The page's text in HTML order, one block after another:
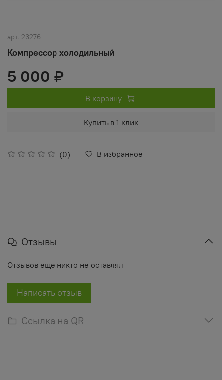
арт. 23276
Компрессор холодильный
(0) В избранное
5 000 ₽
В корзину
Купить в 1 клик
Отзывы
Отзывов еще никто не оставлял
Написать отзыв
Ссылка на QR